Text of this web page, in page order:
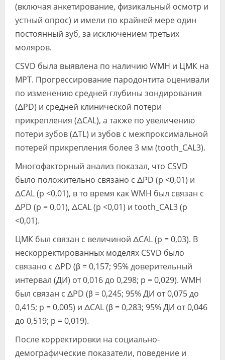
(включая анкетирование, физикальный осмотр и
устный опрос) и имели по крайней мере один
постоянный зуб, за исключением третьих
моляров.
CSVD была выявлена по наличию WMH и ЦМК на
МРТ. Прогрессирование пародонтита оценивали
по изменению средней глубины зондирования
(ΔPD) и средней клинической потери
прикрепления (ΔCAL), а также по увеличению
потери зубов (ΔTL) и зубов с межпроксимальной
потерей прикрепления более 3 мм (tooth_CAL3).
Многофакторный анализ показал, что CSVD
было положительно связано с ΔPD (p <0,01) и
ΔCAL (p <0,01), в то время как WMH был связан с
ΔPD (p = 0,01), ΔCAL (p <0,01) и tooth_CAL3 (p
<0,01).
ЦМК был связан с величиной ΔCAL (р = 0,03). В
нескорректированных моделях CSVD было
связано с ΔPD (β = 0,157; 95% доверительный
интервал (ДИ) от 0,016 до 0,298; p = 0,029). WMH
был связан с ΔPD (β = 0,245; 95% ДИ от 0,075 до
0,415; p = 0,005) и ΔCAL (β = 0,283; 95% ДИ от 0,046
до 0,519; p = 0,019).
После корректировки на социально-
демографические показатели, поведение и